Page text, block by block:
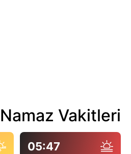
Vakitleri
05:47